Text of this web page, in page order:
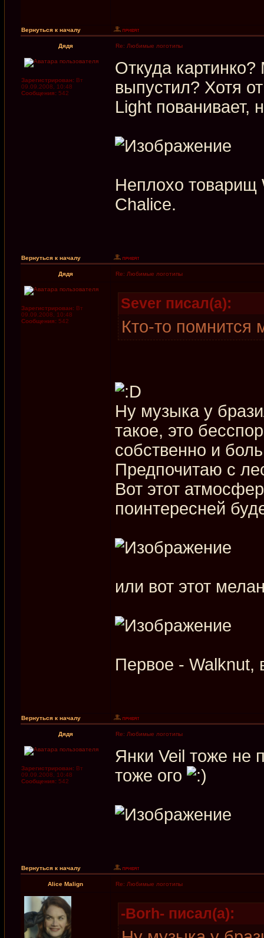
Вернуться к началу
Дядя Re: Любимые логотипы
Зарегистрирован: Вт
09.09.2008, 10:48
Сообщения: 542
Откуда
выпустил? Хотя
Light пованивает,
Неплохо товарищ
Chalice.
Вернуться к началу
Дядя Re: Любимые логотипы
Зарегистрирован: Вт
09.09.2008, 10:48
Сообщения: 542
Sever писал(а):
Кто-то помнится
Ну музыка у
такое, это
собственно и
Предпочитаю с
Вот этот
поинтересней
или вот этот
Первое - Walknut,
Вернуться к началу
Дядя Re: Любимые логотипы
Зарегистрирован: Вт
09.09.2008, 10:48
Сообщения: 542
Янки Veil тоже не
тоже ого
Вернуться к началу
Alice Malign Re: Любимые логотипы
-Borh- писал(а):